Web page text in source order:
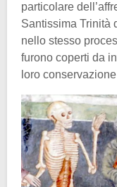
particolare
Santissima Trinità
nello stesso
furono coperti da
loro